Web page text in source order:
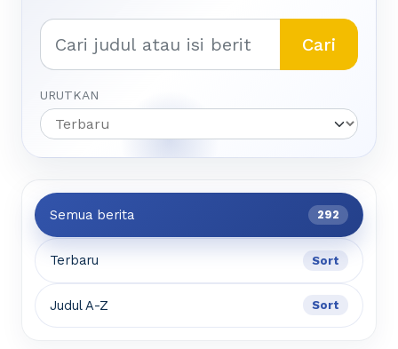
Cari
URUTKAN
Semua berita 292
Terbaru Sort
Judul A-Z Sort